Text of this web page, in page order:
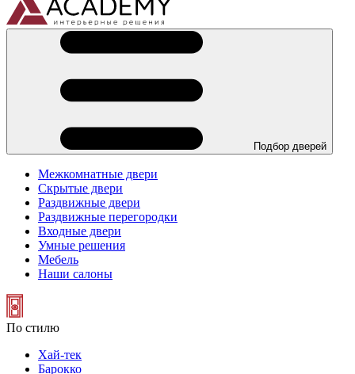
Подбор дверей
Межкомнатные двери
Скрытые двери
Раздвижные двери
Раздвижные перегородки
Входные двери
Умные решения
Мебель
Наши салоны
По стилю
Хай-тек
Барокко